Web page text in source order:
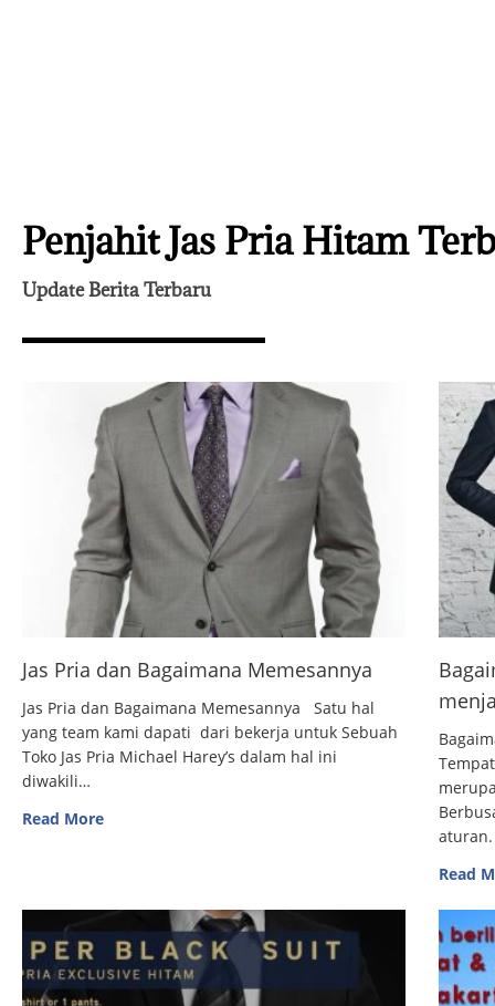
Penjahit Jas Pria Hitam
Update Berita Terbaru
Jas Pria dan Bagaimana Memesannya
Jas Pria dan Bagaimana Memesannya Satu hal
yang team kami dapati dari bekerja untuk Sebuah
Toko Jas Pria Michael Harey’s dalam hal ini
diwakili…
Read More
Read